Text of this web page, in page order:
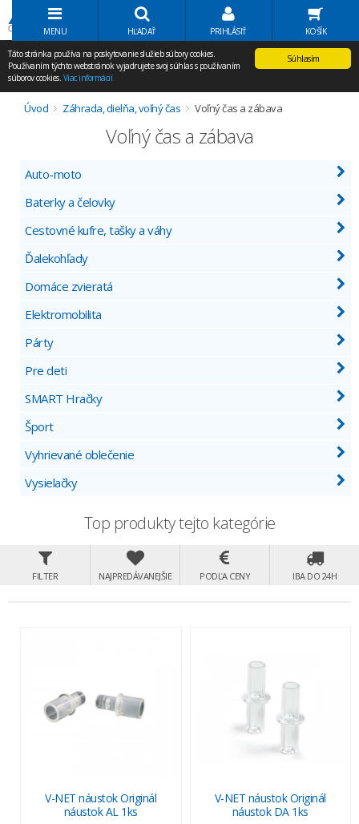
Volať Agem
MENU HĽADAŤ PRIHLÁSIŤ KOŠÍK
Súhlasím
Táto stránka používa na poskytovanie služieb súbory cookies.
Používaním týchto webstránok vyjadrujete svoj súhlas s používaním
súborov cookies. Viac informácií
Úvod Záhrada, dielňa, voľný čas Voľný čas a zábava
Voľný čas a zábava
Auto-moto
Baterky a čelovky
Cestovné kufre, tašky a váhy
Ďalekohľady
Domáce zvieratá
Elektromobilita
Párty
Pre deti
SMART Hračky
Šport
Vyhrievané oblečenie
Vysielačky
Top produkty tejto kategórie
FILTER NAJPREDÁVANEJŠIE PODĽA CENY IBA DO 24H
V-NET náustok Originál
náustok AL 1ks
V-NET náustok Originál
náustok DA 1ks